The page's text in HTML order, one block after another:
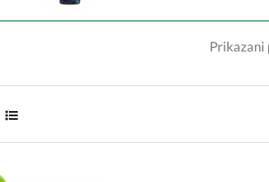
Prikazani